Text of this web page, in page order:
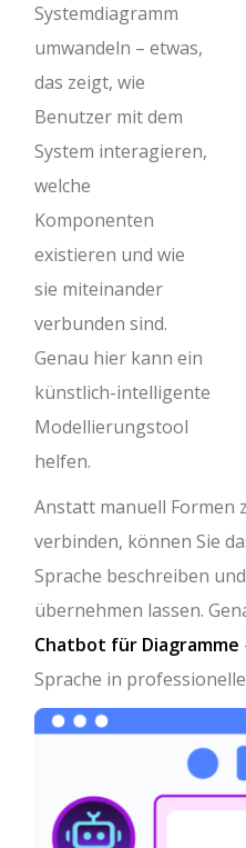
Systemdiagramm
umwandeln – etwas,
das zeigt, wie
Benutzer mit dem
System interagieren,
welche
Komponenten
existieren und wie
sie miteinander
verbunden sind.
Genau hier kann ein
künstlich-intelligente
Modellierungstool
helfen.
Anstatt manuell Formen
verbinden, können Sie
Sprache beschreiben
übernehmen lassen.
Chatbot für Diagramme
Sprache in